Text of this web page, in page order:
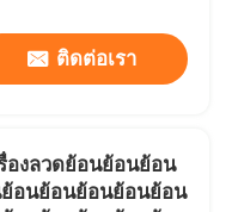
ติดต่อเรา
องลวดย้อนย้อนย้อน
อนย้อนย้อนย้อนย้อน